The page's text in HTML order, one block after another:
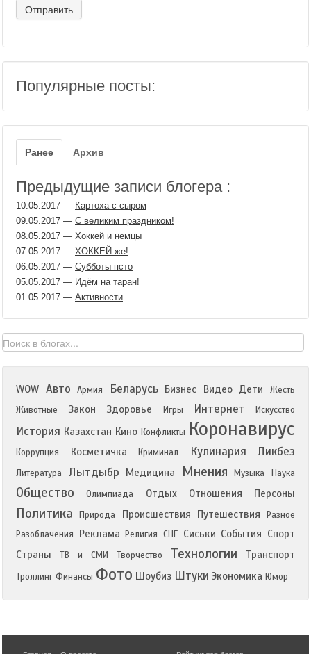
Популярные посты:
Ранее Архив
Предыдущие записи блогера :
10.05.2017 — Картоха с сыром
09.05.2017 — С великим праздником!
08.05.2017 — Хоккей и немцы
07.05.2017 — ХОККЕЙ же!
06.05.2017 — Субботы псто
05.05.2017 — Идём на таран!
01.05.2017 — Активности
WOW Авто Армия Беларусь Бизнес Видео Дети
Жесть
Животные
Закон Здоровье Игры Интернет Искусство
История Казахстан Кино Конфликты Коронавирус
Коррупция Косметичка Криминал Кулинария Ликбез
Литература Лытдыбр Медицина Мнения Музыка Наука
Общество Олимпиада Отдых Отношения Персоны
Политика Природа Происшествия Путешествия
Разное
Разоблачения
Реклама Религия СНГ Сиськи События Спорт
Страны
ТВ и СМИ Творчество Технологии Транспорт
Троллинг Финансы Фото Шоубиз Штуки Экономика Юмор